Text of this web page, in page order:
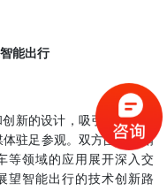
能出行
新的设计，吸引了一众国
驻足参观。双方围绕高精
等领域的应用展开深入交
望智能出行的技术创新路